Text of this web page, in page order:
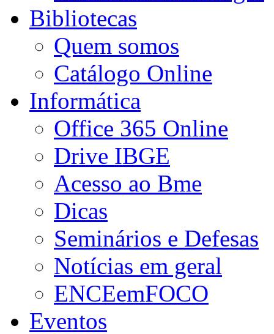
Bibliotecas
Quem somos
Catálogo Online
Informática
Office 365 Online
Drive IBGE
Acesso ao Bme
Dicas
Seminários e Defesas
Notícias em geral
ENCEemFOCO
Eventos